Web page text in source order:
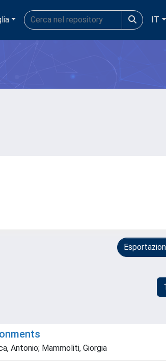
IT
Antonio; Mammoliti, Giorgia